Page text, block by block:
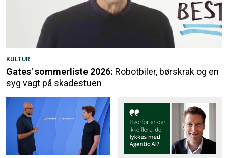
KULTUR
Gates' sommerliste 2026: Robotbiler, børskrak og en
syg vagt på skadestuen